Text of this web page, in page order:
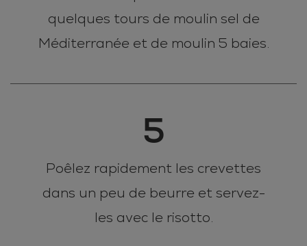
quelques tours de moulin sel de
Méditerranée et de moulin 5 baies.
5
Poêlez rapidement les crevettes
dans un peu de beurre et servez-
les avec le risotto.